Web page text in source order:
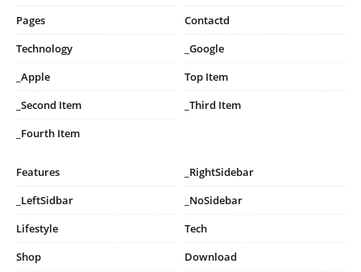
Pages
Contactd
Technology
_Google
_Apple
Top Item
_Second Item
_Third Item
_Fourth Item
Features
_RightSidebar
_LeftSidbar
_NoSidebar
Lifestyle
Tech
Shop
Download